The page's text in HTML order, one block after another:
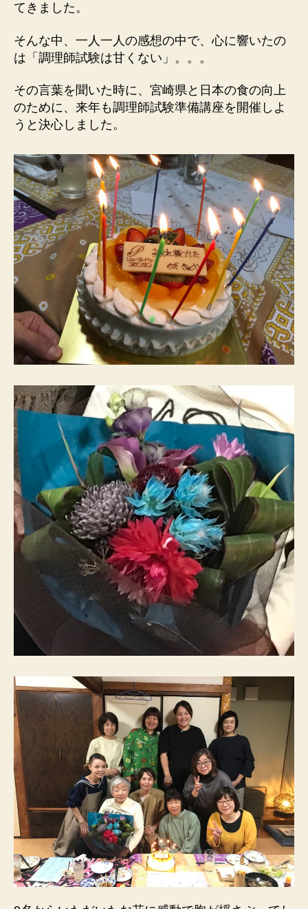
てきました。
そんな中、一人一人の感想の中で、心に響いたの
は「調理師試験は甘くない」。。。
その言葉を聞いた時に、宮崎県と日本の食の向上
のために、来年も調理師試験準備講座を開催しよ
うと決心しました。